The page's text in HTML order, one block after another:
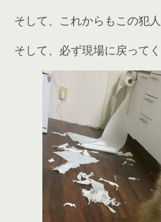
そして、これからもこの犯
そして、必ず現場に戻って